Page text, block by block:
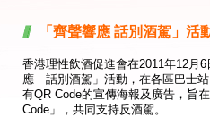
「齊聲響應 話別酒駕」活
香港理性飲酒促進會在2011年12月
應 話別酒駕」活動，在各區巴士
有QR Code的宣傳海報及廣告，旨
Code」，共同支持反酒駕。